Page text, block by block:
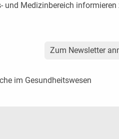
und Medizinbereich informieren
Zum Newsletter
im Gesundheitswesen